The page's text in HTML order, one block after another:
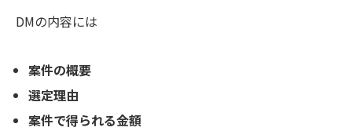
DMの内容には
案件の概要
選定理由
案件で得られる金額